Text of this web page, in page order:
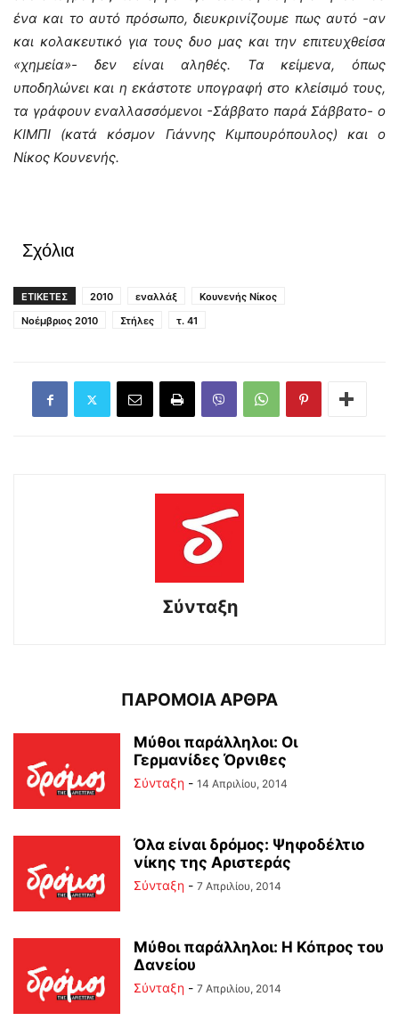
ένα και το αυτό πρόσωπο, διευκρινίζουμε πως αυτό -αν
και κολακευτικό για τους δυο μας και την επιτευχθείσα
«χημεία»- δεν είναι αληθές. Τα κείμενα, όπως
υποδηλώνει και η εκάστοτε υπογραφή στο κλείσιμό τους,
τα γράφουν εναλλασσόμενοι -Σάββατο παρά Σάββατο- ο
ΚΙΜΠΙ (κατά κόσμον Γιάννης Κιμπουρόπουλος) και ο
Νίκος Κουνενής.
Σχόλια
ΕΤΙΚΕΤΕΣ 2010 εναλλάξ
Κουνενής Νίκος
Νοέμβριος 2010
Στήλες τ. 41
Σύνταξη
ΠΑΡΟΜΟΙΑ ΑΡΘΡΑ
Μύθοι παράλληλοι: Οι
Γερμανίδες Όρνιθες
Σύνταξη - 14 Απριλίου, 2014
Όλα είναι δρόμος: Ψηφοδέλτιο
νίκης της Αριστεράς
Σύνταξη - 7 Απριλίου, 2014
Μύθοι παράλληλοι: Η Κόπρος του
Δανείου
Σύνταξη - 7 Απριλίου, 2014